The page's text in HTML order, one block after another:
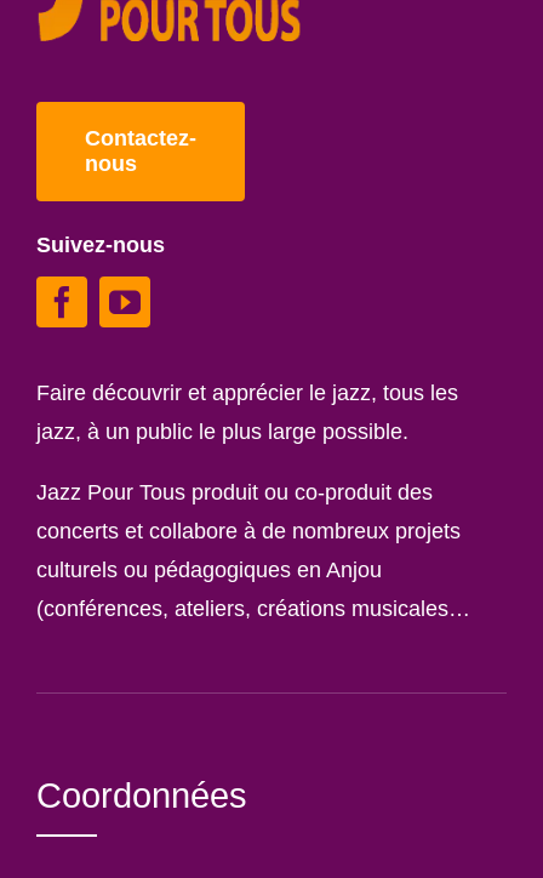
Contactez-
nous
Suivez-nous
Faire découvrir et apprécier le jazz, tous les
jazz, à un public le plus large possible.
Jazz Pour Tous produit ou co-produit des
concerts et collabore à de nombreux projets
culturels ou pédagogiques en Anjou
(conférences, ateliers, créations musicales…
Coordonnées